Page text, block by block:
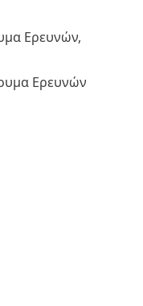
Ερευνών,
Ερευνών